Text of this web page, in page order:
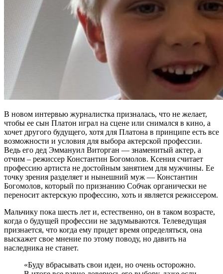
В новом интервью журналистка призналась, что не желает,
чтобы ее сын Платон играл на сцене или снимался в кино, а
хочет другого будущего, хотя для Платона в принципе есть все
возможности и условия для выбора актерской профессии.
Ведь его дед Эммануил Виторган — знаменитый актер, а
отчим – режиссер Константин Богомолов. Ксения считает
профессию артиста не достойным занятием для мужчины. Ее
точку зрения разделяет и нынешний муж — Константин
Богомолов, который по признанию Собчак органически не
переносит актерскую профессию, хоть и является режиссером.
Мальчику пока шесть лет и, естественно, он в таком возрасте,
когда о будущей профессии не задумываются. Телеведущая
признается, что когда ему придет время определяться, она
выскажет свое мнение по этому поводу, но давить на
наследника не станет.
«Буду вбрасывать свои идеи, но очень осторожно.